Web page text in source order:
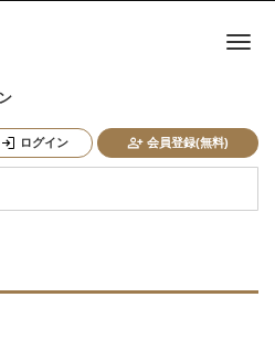
ログイン 会員登録(無料)
ナ